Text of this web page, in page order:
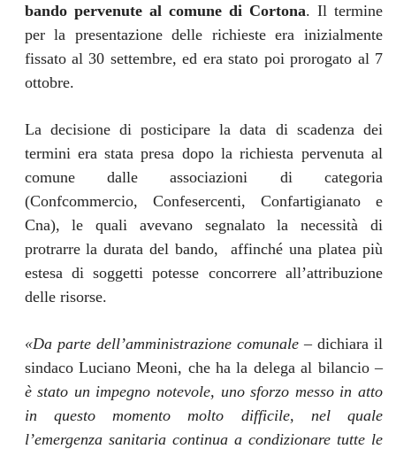
bando pervenute al comune di Cortona. Il termine
per la presentazione delle richieste era inizialmente
fissato al 30 settembre, ed era stato poi prorogato al 7
ottobre.
La decisione di posticipare la data di scadenza dei
termini era stata presa dopo la richiesta pervenuta al
comune dalle associazioni di categoria
(Confcommercio, Confesercenti, Confartigianato e
Cna), le quali avevano segnalato la necessità di
protrarre la durata del bando, affinché una platea più
estesa di soggetti potesse concorrere all’attribuzione
delle risorse.
«Da parte dell’amministrazione comunale– dichiara il
sindaco Luciano Meoni, che ha la delega al bilancio –
è stato un impegno notevole, uno sforzo messo in atto
in questo momento molto difficile, nel quale
l’emergenza sanitaria continua a condizionare tutte le